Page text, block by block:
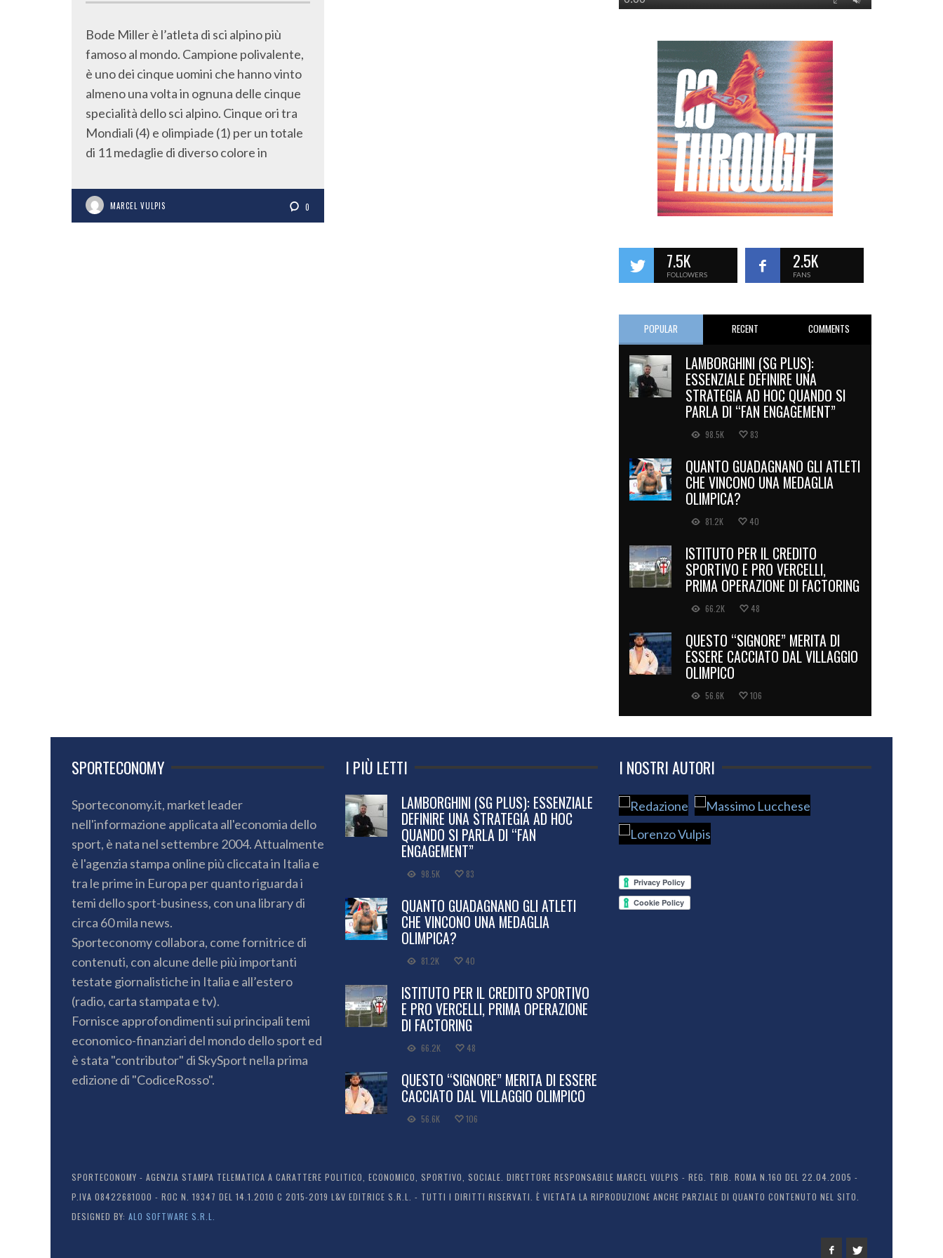
Bode Miller è l’atleta di sci alpino più
famoso al mondo. Campione polivalente,
è uno dei cinque uomini che hanno vinto
almeno una volta in ognuna delle cinque
specialità dello sci alpino. Cinque ori tra
Mondiali (4) e olimpiade (1) per un totale
di 11 medaglie di diverso colore in
MARCEL VULPIS 0
7.5K
FOLLOWERS
2.5K
FANS
POPULAR RECENT COMMENTS
LAMBORGHINI (SG PLUS):
ESSENZIALE DEFINIRE UNA
STRATEGIA AD HOC QUANDO SI
PARLA DI “FAN ENGAGEMENT”
98.5K 83
QUANTO GUADAGNANO GLI ATLETI
CHE VINCONO UNA MEDAGLIA
OLIMPICA?
81.2K 40
ISTITUTO PER IL CREDITO
SPORTIVO E PRO VERCELLI,
PRIMA OPERAZIONE DI FACTORING
66.2K 48
QUESTO “SIGNORE” MERITA DI
ESSERE CACCIATO DAL VILLAGGIO
OLIMPICO
56.6K 106
SPORTECONOMY
Sporteconomy.it, market leader
nell'informazione applicata all'economia dello
sport, è nata nel settembre 2004. Attualmente
è l'agenzia stampa online più cliccata in Italia e
tra le prime in Europa per quanto riguarda i
temi dello sport-business, con una library di
circa 60 mila news.
Sporteconomy collabora, come fornitrice di
contenuti, con alcune delle più importanti
testate giornalistiche in Italia e all’estero
(radio, carta stampata e tv).
Fornisce approfondimenti sui principali temi
economico-finanziari del mondo dello sport ed
è stata "contributor" di SkySport nella prima
edizione di "CodiceRosso".
I PIÙ LETTI
LAMBORGHINI (SG PLUS): ESSENZIALE
DEFINIRE UNA STRATEGIA AD HOC
QUANDO SI PARLA DI “FAN
ENGAGEMENT”
98.5K 83
QUANTO GUADAGNANO GLI ATLETI
CHE VINCONO UNA MEDAGLIA
OLIMPICA?
81.2K 40
ISTITUTO PER IL CREDITO SPORTIVO
E PRO VERCELLI, PRIMA OPERAZIONE
DI FACTORING
66.2K 48
QUESTO “SIGNORE” MERITA DI ESSERE
CACCIATO DAL VILLAGGIO OLIMPICO
56.6K 106
I NOSTRI AUTORI
SPORTECONOMY - AGENZIA STAMPA TELEMATICA A CARATTERE POLITICO, ECONOMICO, SPORTIVO, SOCIALE. DIRETTORE RESPONSABILE MARCEL VULPIS - REG. TRIB. ROMA N.160 DEL 22.04.2005 -
P.IVA 08422681000 - ROC N. 19347 DEL 14.1.2010 C 2015-2019 L&V EDITRICE S.R.L. - TUTTI I DIRITTI RISERVATI. È VIETATA LA RIPRODUZIONE ANCHE PARZIALE DI QUANTO CONTENUTO NEL SITO.
DESIGNED BY: ALO SOFTWARE S.R.L.